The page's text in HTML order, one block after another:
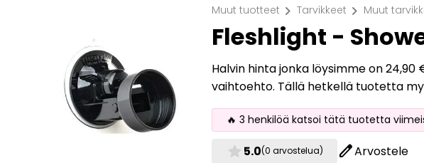
Muut tuotteet chevron_right Tarvikkeet chevron_right Muut
Fleshlight -
Halvin hinta jonka löysimme on
vaihtoehto. Tällä hetkellä tuotetta
🔥 3 henkilöä katsoi tätä tuotetta
star 5.0(0 arvostelua) editArvostele